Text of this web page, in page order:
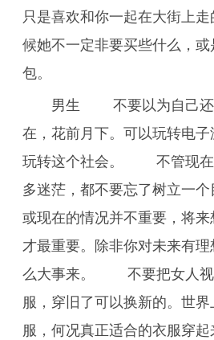
只是喜欢和你一起在大街上
候她不一定非要买些什么，
包。
男生 不要以为自己还
在，花前月下。可以玩转电
玩转这个社会。 不管现在
多迷茫，都不要忘了树立一
或现在的情况并不重要，将
才最重要。除非你对未来有
么大事来。 不要把女人视
服，穿旧了可以换新的。世
服，何况真正适合的衣服